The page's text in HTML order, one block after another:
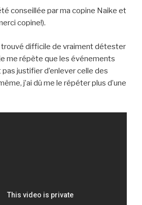
conseillée par ma copine Naike et
copine!).
trouvé difficile de vraiment détester
me répète que les événements
pas justifier d’enlever celle des
j’ai dû me le répéter plus d’une